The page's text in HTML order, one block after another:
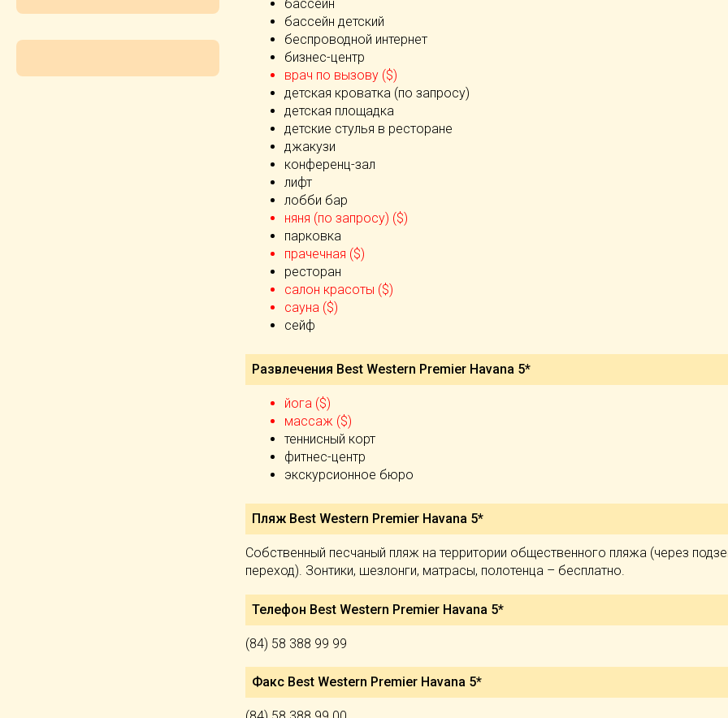
бассейн
бассейн детский
беспроводной интернет
бизнес-центр
врач по вызову ($)
детская кроватка (по запросу)
детская площадка
детские стулья в ресторане
джакузи
конференц-зал
лифт
лобби бар
няня (по запросу) ($)
парковка
прачечная ($)
ресторан
салон красоты ($)
сауна ($)
сейф
Развлечения Best Western Premier Havana 5*
йога ($)
массаж ($)
теннисный корт
фитнес-центр
экскурсионное бюро
Пляж Best Western Premier Havana 5*
Собственный песчаный пляж на территории общественного пляжа (через
переход). Зонтики, шезлонги, матрасы, полотенца – бесплатно.
Телефон Best Western Premier Havana 5*
(84) 58 388 99 99
Факс Best Western Premier Havana 5*